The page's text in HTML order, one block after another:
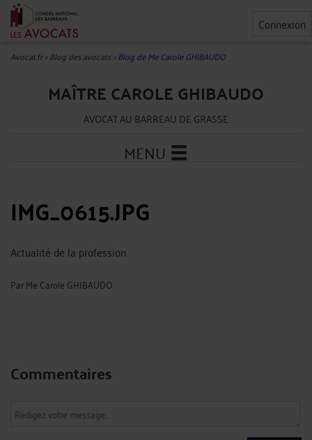
Connexion
Avocat.fr>Blog des avocats>Blog de Me Carole GHIBAUDO
MAÎTRE CAROLE GHIBAUDO
AVOCAT AU BARREAU DE GRASSE
MENU
IMG_0615.JPG
Actualité de la profession
ParMe Carole GHIBAUDO
Commentaires